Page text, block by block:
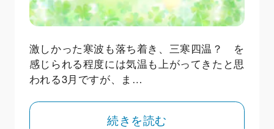
激しかった寒波も落ち着き、三寒四温？ を
感じられる程度には気温も上がってきたと思
われる3月ですが、ま…
続きを読む